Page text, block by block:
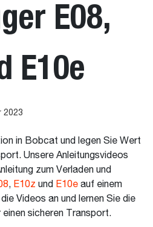
E08,
E10e
2023
in Bobcat und legen Sie Wert
Unsere Anleitungsvideos
zum Verladen und
, E10z und E10e auf einem
Videos an und lernen Sie die
sicheren Transport.